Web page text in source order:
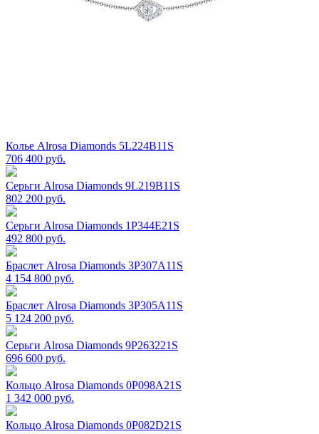
Колье Alrosa Diamonds 5L224B11S
706 400 руб.
Серьги Alrosa Diamonds 9L219B11S
802 200 руб.
Серьги Alrosa Diamonds 1P344E21S
492 800 руб.
Браслет Alrosa Diamonds 3P307A11S
4 154 800 руб.
Браслет Alrosa Diamonds 3P305A11S
5 124 200 руб.
Серьги Alrosa Diamonds 9P263221S
696 600 руб.
Кольцо Alrosa Diamonds 0P098A21S
1 342 000 руб.
Кольцо Alrosa Diamonds 0P082D21S